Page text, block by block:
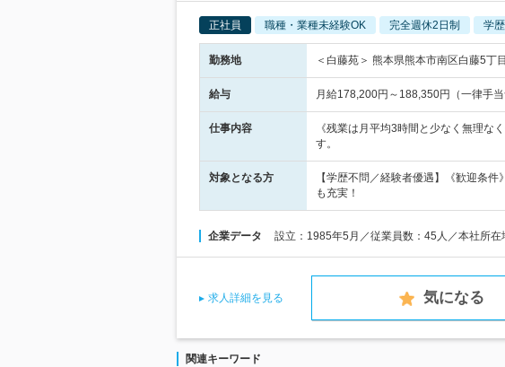
正社員 職種・業種未経験OK 完全週休2日制 学
勤務地 ＜白藤苑＞ 熊本県熊本市南区白藤5
給与 月給178,200円～188,350円（一律手
仕事内容
《残業は月平均3時間と少なく無理な
す。
対象となる方
【学歴不問／経験者優遇】《歓迎条
も充実！
企業データ 設立：1985年5月／従業員数：45人／本社所在
求人詳細を見る 気になる
関連キーワード